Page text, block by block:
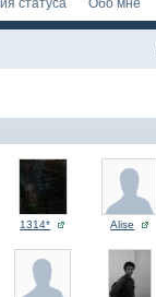
1314* Alise